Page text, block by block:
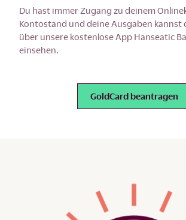
Du hast immer Zugang zu deinem
Kontostand und deine Ausgaben kannst
über unsere kostenlose App Hanseatic
einsehen.
GoldCard beantragen